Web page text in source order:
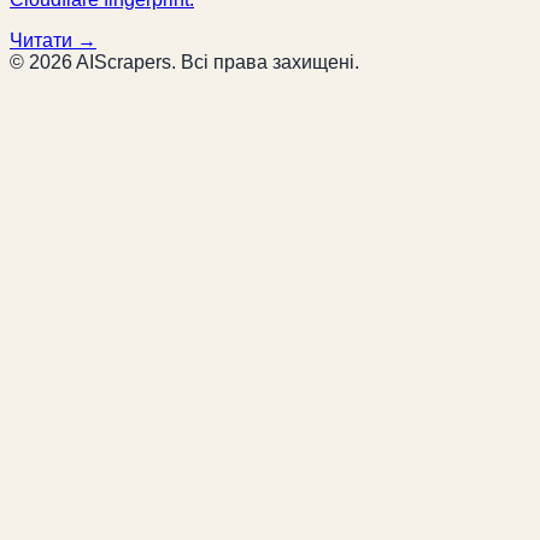
Читати →
© 2026 AIScrapers. Всі права захищені.